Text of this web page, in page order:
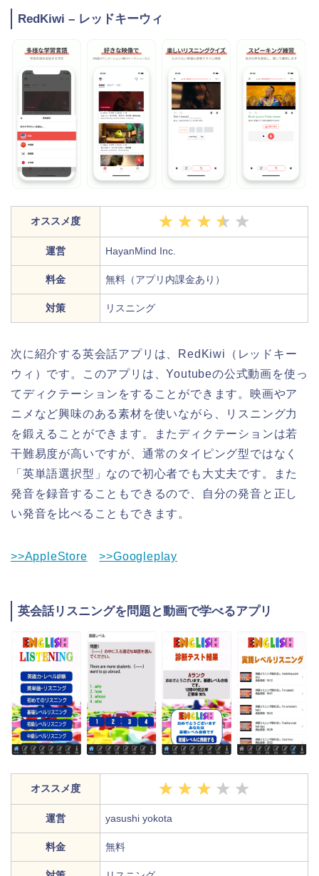
RedKiwi – レッドキーウィ
オススメ度
運営 HayanMind Inc.
料金 無料（アプリ内課金あり）
対策 リスニング
次に紹介する英会話アプリは、RedKiwi（レッドキー
ウィ）です。このアプリは、Youtubeの公式動画を使っ
てディクテーションをすることができます。映画やア
ニメなど興味のある素材を使いながら、リスニング力
を鍛えることができます。またディクテーションは若
干難易度が高いですが、通常のタイピング型ではなく
「英単語選択型」なので初心者でも大丈夫です。また
発音を録音することもできるので、自分の発音と正し
い発音を比べることもできます。
>>AppleStore >>Googleplay
英会話リスニングを問題と動画で学べるアプリ
オススメ度
運営 yasushi yokota
料金 無料